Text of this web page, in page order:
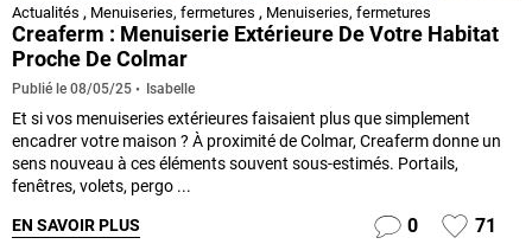
Actualités , Menuiseries, fermetures , Menuiseries, fermetures
Creaferm : Menuiserie Extérieure De Votre Habitat
Proche De Colmar
Publié le 08/05/25 Isabelle
Et si vos menuiseries extérieures faisaient plus que simplement
encadrer votre maison ? À proximité de Colmar, Creaferm donne un
sens nouveau à ces éléments souvent sous-estimés. Portails,
fenêtres, volets, pergo ...
EN SAVOIR PLUS 0 71